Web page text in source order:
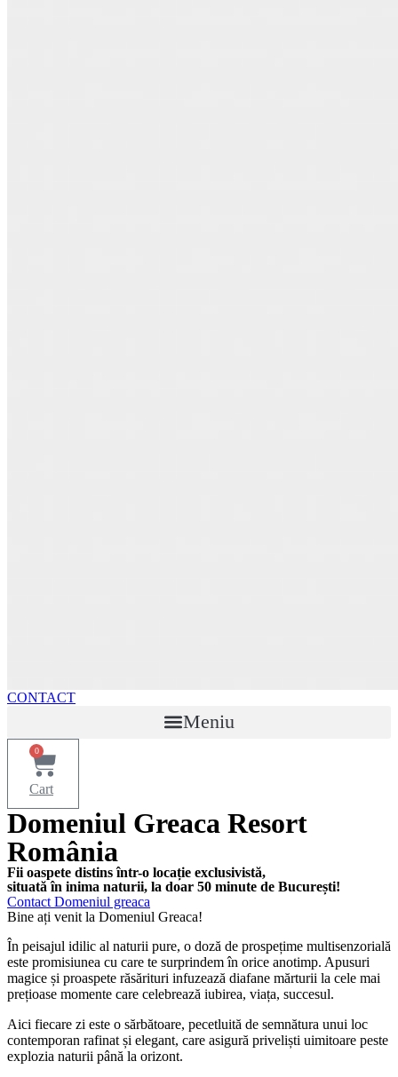
CONTACT
Meniu
0
Cart
Domeniul Greaca Resort
România
Fii oaspete distins într-o locație exclusivistă,
situată în inima naturii, la doar 50 minute de București!
Contact Domeniul greaca
Bine ați venit la Domeniul Greaca!
În peisajul idilic al naturii pure, o doză de prospețime multisenzorială
este promisiunea cu care te surprindem în orice anotimp. Apusuri
magice și proaspete răsărituri infuzează diafane mărturii la cele mai
prețioase momente care celebrează iubirea, viața, succesul.
Aici fiecare zi este o sărbătoare, pecetluită de semnătura unui loc
contemporan rafinat și elegant, care asigură priveliști uimitoare peste
explozia naturii până la orizont.